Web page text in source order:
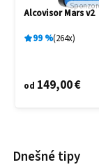
Alcovisor Mars v2
99% 264x
od 149,00 €
Dnešné tipy